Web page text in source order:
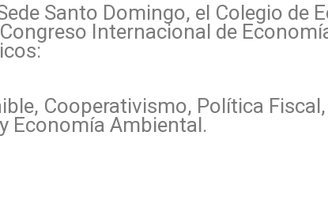
Santo Domingo, el Colegio de
Internacional de
Cooperativismo, Política
Economía Ambiental.